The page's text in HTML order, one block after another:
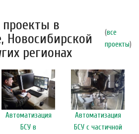
в
Новосибирской
регионах
(все
проекты)
Автоматизация
БСУ в
Автоматизация
БСУ с частичной